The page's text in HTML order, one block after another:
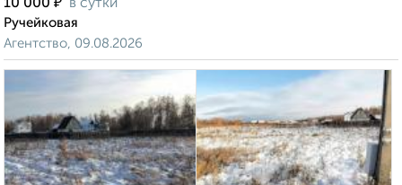
10 000
в сутки
Ручейковая
Агентство, 09.08.2026